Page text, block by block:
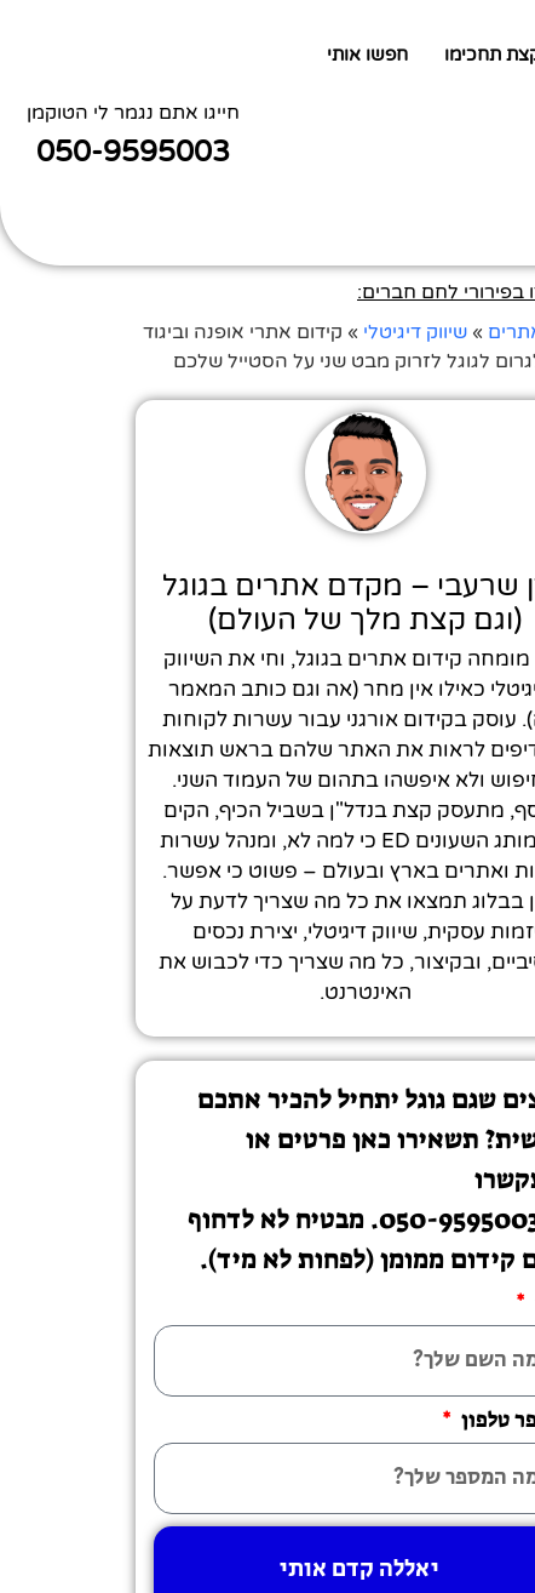
תחכימו חפשו אותי
חייגו אתם נגמר לי הטוקמן
050-9595003
בפירורי לחם חברים:
» שיווק דיגיטלי » קידום אתרי אופנה וביגוד
לגוגל לזרוק מבט שני על הסטייל שלכם
שרעבי – מקדם אתרים בגוגל
(וגם קצת מלך של העולם)
מומחה קידום אתרים בגוגל, וחי את השיווק
כאילו אין מחר (אה וגם כותב המאמר
עוסק בקידום אורגני עבור עשרות לקוחות
לראות את האתר שלהם בראש תוצאות
ולא איפשהו בתהום של העמוד השני.
מתעסק קצת בנדל"ן בשביל הכיף, הקים
את מותג השעונים ED כי למה לא, ומנהל עשרות
ואתרים בארץ ובעולם – פשוט כי אפשר.
בבלוג תמצאו את כל מה שצריך לדעת על
עסקית, שיווק דיגיטלי, יצירת נכסים
ובקיצור, כל מה שצריך כדי לכבוש את
האינטרנט.
שגם גוגל יתחיל להכיר אתכם
תשאירו כאן פרטים או
ל-050-9595003. מבטיח לא לדחוף
קידום ממומן (לפחות לא מיד).
טלפון
יאללה קדם אותי